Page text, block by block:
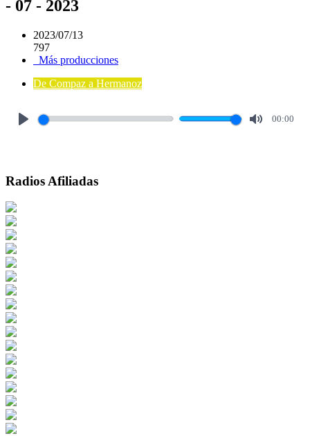
- 07 - 2023
2023/07/13
797
Más producciones
De Compaz a Hermanoz
00:00
Radios Afiliadas